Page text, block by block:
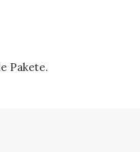
Pakete.